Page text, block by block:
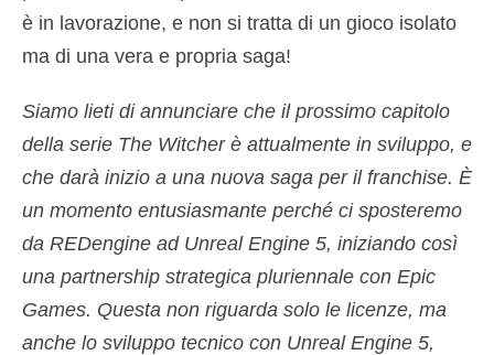
è in lavorazione, e non si tratta di un gioco isolato
ma di una vera e propria saga!
Siamo lieti di annunciare che il prossimo capitolo
della serie The Witcher è attualmente in sviluppo, e
che darà inizio a una nuova saga per il franchise. È
un momento entusiasmante perché ci sposteremo
da REDengine ad Unreal Engine 5, iniziando così
una partnership strategica pluriennale con Epic
Games. Questa non riguarda solo le licenze, ma
anche lo sviluppo tecnico con Unreal Engine 5,